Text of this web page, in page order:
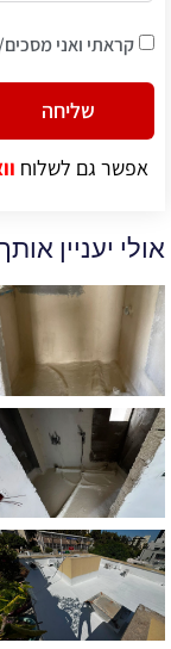
קראתי ואני
שליחה
Alternative:
אפשר גם לשלוח
אולי יעניין